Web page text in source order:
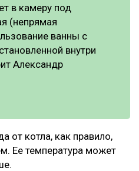
в камеру под
(непрямая
ванны с
внутри
Александр
от котла, как правило,
Ее температура может